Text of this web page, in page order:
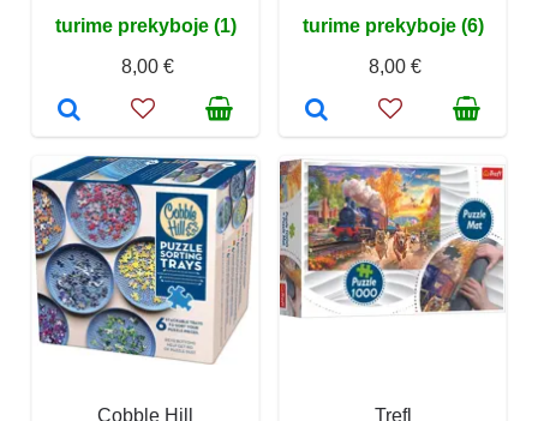
turime prekyboje (1)
8,00 €
turime prekyboje (6)
8,00 €
Cobble Hill Trefl